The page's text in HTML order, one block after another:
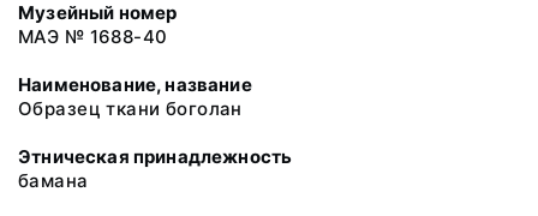
Музейный номер
МАЭ № 1688-40
Наименование, название
Образец ткани боголан
Этническая принадлежность
бамана